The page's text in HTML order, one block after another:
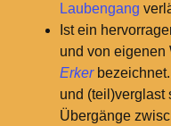
Laubengang
Ist ein
und von eigenen
Erker
und (teil)verglast
Übergänge